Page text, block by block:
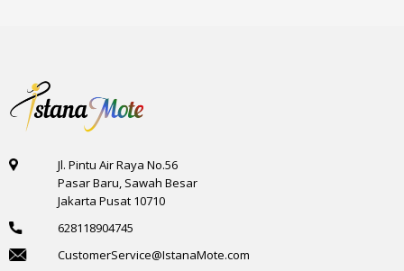
Jl. Pintu Air Raya No.56
Pasar Baru, Sawah Besar
Jakarta Pusat 10710
628118904745
CustomerService@IstanaMote.com